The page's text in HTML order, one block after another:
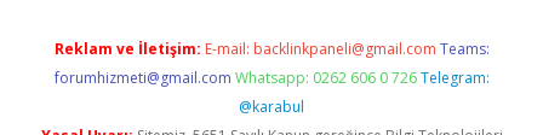
Reklam ve İletişim: E-mail: backlinkpaneli@gmail.com Teams:
forumhizmeti@gmail.com Whatsapp: 0262 606 0 726 Telegram:
@karabul